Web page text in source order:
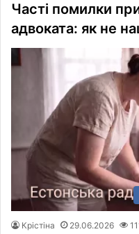
Часті помилки
адвоката: як не
Крістіна 29.06.2026